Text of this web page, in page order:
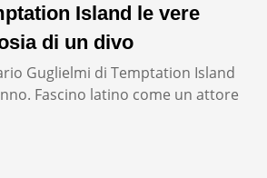
Island le vere
di un divo
Guglielmi di Temptation Island
Fascino latino come un attore